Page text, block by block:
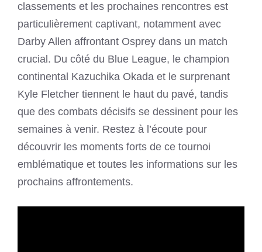
classements et les prochaines rencontres est
particulièrement captivant, notamment avec
Darby Allen affrontant Osprey dans un match
crucial. Du côté du Blue League, le champion
continental Kazuchika Okada et le surprenant
Kyle Fletcher tiennent le haut du pavé, tandis
que des combats décisifs se dessinent pour les
semaines à venir. Restez à l’écoute pour
découvrir les moments forts de ce tournoi
emblématique et toutes les informations sur les
prochains affrontements.